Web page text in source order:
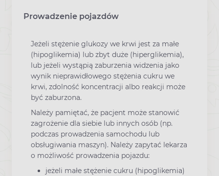
Prowadzenie pojazdów
Jeżeli stężenie glukozy we krwi jest za małe
(hipoglikemia) lub zbyt duże (hiperglikemia),
lub jeżeli wystąpią zaburzenia widzenia jako
wynik nieprawidłowego stężenia cukru we
krwi, zdolność koncentracji albo reakcji może
być zaburzona.
Należy pamiętać, że pacjent może stanowić
zagrożenie dla siebie lub innych osób (np.
podczas prowadzenia samochodu lub
obsługiwania maszyn). Należy zapytać lekarza
o możliwość prowadzenia pojazdu:
jeżeli małe stężenie cukru (hipoglikemia)